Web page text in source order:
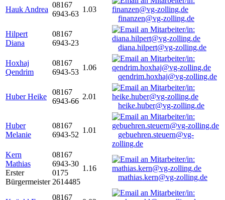
Hauk Andrea
08167
6943-63
1.03
finanzen@vg-zolling.de
Hilpert
Diana
08167
6943-23
diana.hilpert@vg-zolling.de
Hoxhaj
Qendrim
08167
6943-53
1.06
qendrim.hoxhaj@vg-zolling.de
Huber Heike
08167
6943-66
2.01
heike.huber@vg-zolling.de
Huber
Melanie
08167
6943-52
1.01
gebuehren.steuern@vg-
zolling.de
Kern
Mathias
Erster
Bürgermeister
08167
6943-30
0175
2614485
1.16
mathias.kern@vg-zolling.de
08167